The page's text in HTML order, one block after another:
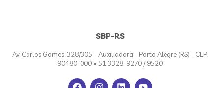
SBP-RS
Av. Carlos Gomes, 328/305 - Auxiliadora - Porto Alegre (RS) - CEP:
90480-000 • 51 3328-9270 / 9520